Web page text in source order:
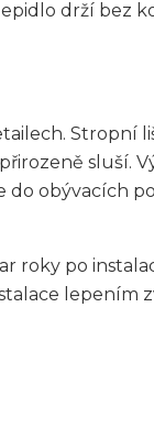
drží bez
Stropní
sluší.
obývacích
roky po
lepením